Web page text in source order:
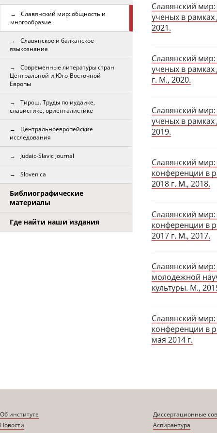
Славянский мир: общность и
многообразие
Славянское и балканское
языкознание
Современные литературы стран
Центральной и Юго-Восточной
Европы
Тирош. Труды по иудаике,
славистике, ориенталистике
Центральноевропейские
исследования
Judaic-Slavic Journal
Slovenica
Библиографические
материалы
Где найти наши издания
Славянский
ученых в
2021.
Славянский
ученых в рамках
г. М., 2020.
Славянский
ученых в
2019.
Славянский
конференции в
2018 г. М., 2018.
Славянский
конференции в
2017 г. М., 2017.
Славянский
молодежной
культуры. М.,
Славянский
конференции в
мая 2014 г.
Об институте
Новости
Диссертационные
Аспирантура